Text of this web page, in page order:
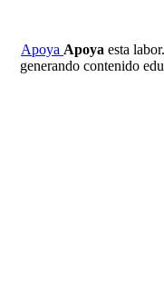
Apoya Apoya esta
generando contenido